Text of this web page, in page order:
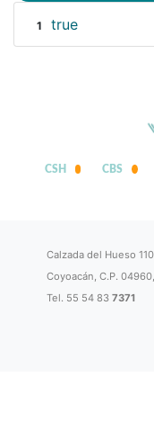
1 true
CSH CBS
Calzada del Hueso
Coyoacán, C.P.
Tel. 55 54 837371